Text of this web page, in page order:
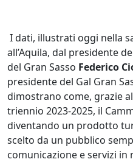
I dati, illustrati oggi nella
all’Aquila, dal presidente
del Gran Sasso Federico
presidente del Gal Gran
dimostrano come, grazie
triennio 2023-2025, il
diventando un prodotto
scelto da un pubblico
comunicazione e servizi